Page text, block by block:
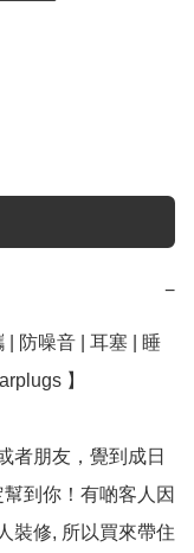
−
| 防噪音 | 耳塞 | 睡
】
者朋友，覺到成日
到你！有啲客人因
裝修, 所以買來帶住